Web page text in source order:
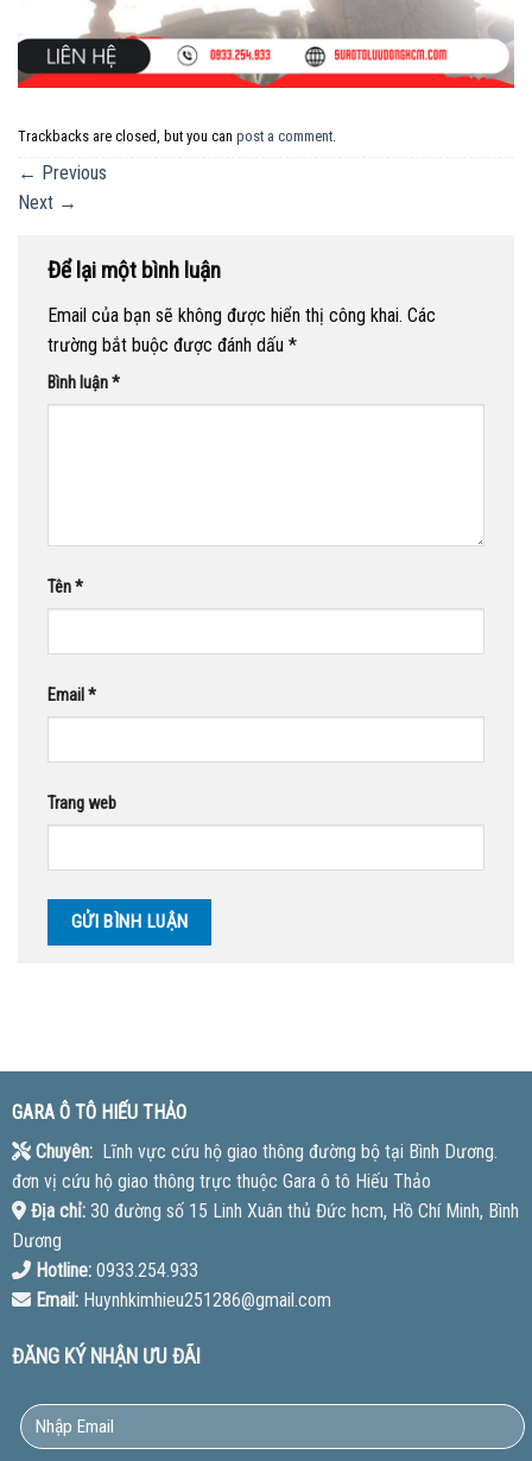
Trackbacks are closed, but you can post a comment
← Previous
Next →
Để lại một bình luận
Email của bạn sẽ không được hiển thị công khai. Các
trường bắt buộc được đánh dấu *
Bình luận*
Tên*
Email *
Trang web
GARA Ô TÔ HIẾU THẢO
Chuyên:Lĩnh vực cứu hộ giao thông đường bộ tại Bình Dương.
đơn vị cứu hộ giao thông trực thuộc Gara ô tô Hiếu Thảo
Địa chỉ:30 đường số 15 Linh Xuân thủ Đức hcm, Hồ Chí Minh, Bình
Dương
Hotline:0933.254.933
Email:Huynhkimhieu251286@gmail.com
ĐĂNG KÝ NHẬN ƯU ĐÃI